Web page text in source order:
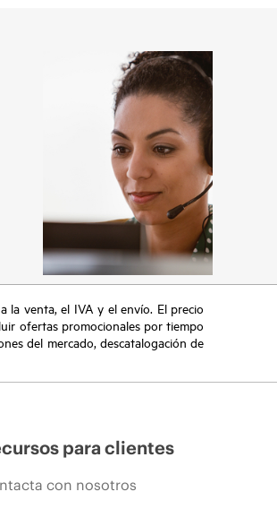
la venta, el IVA y el envío. El precio
ofertas promocionales por tiempo
del mercado, descatalogación de
para clientes
con nosotros